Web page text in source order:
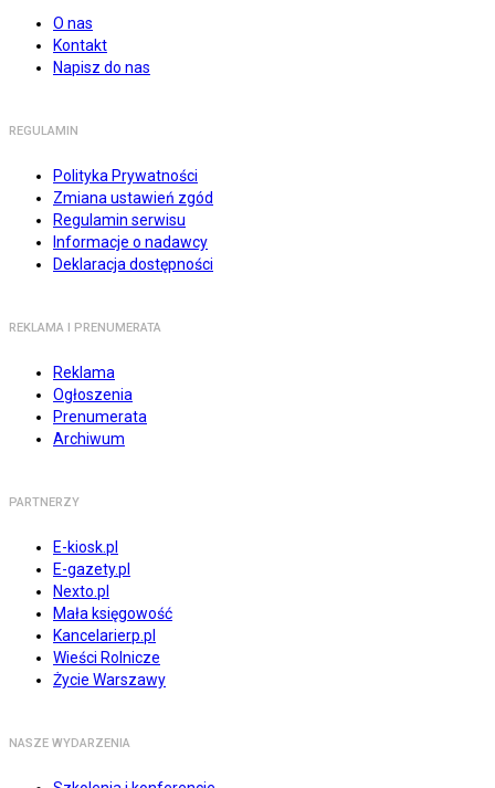
O nas
Kontakt
Napisz do nas
REGULAMIN
Polityka Prywatności
Zmiana ustawień zgód
Regulamin serwisu
Informacje o nadawcy
Deklaracja dostępności
REKLAMA I PRENUMERATA
Reklama
Ogłoszenia
Prenumerata
Archiwum
PARTNERZY
E-kiosk.pl
E-gazety.pl
Nexto.pl
Mała księgowość
Kancelarierp.pl
Wieści Rolnicze
Życie Warszawy
NASZE WYDARZENIA